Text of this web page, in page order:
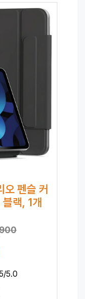
오 펜슬 커
랙, 1개
5.0